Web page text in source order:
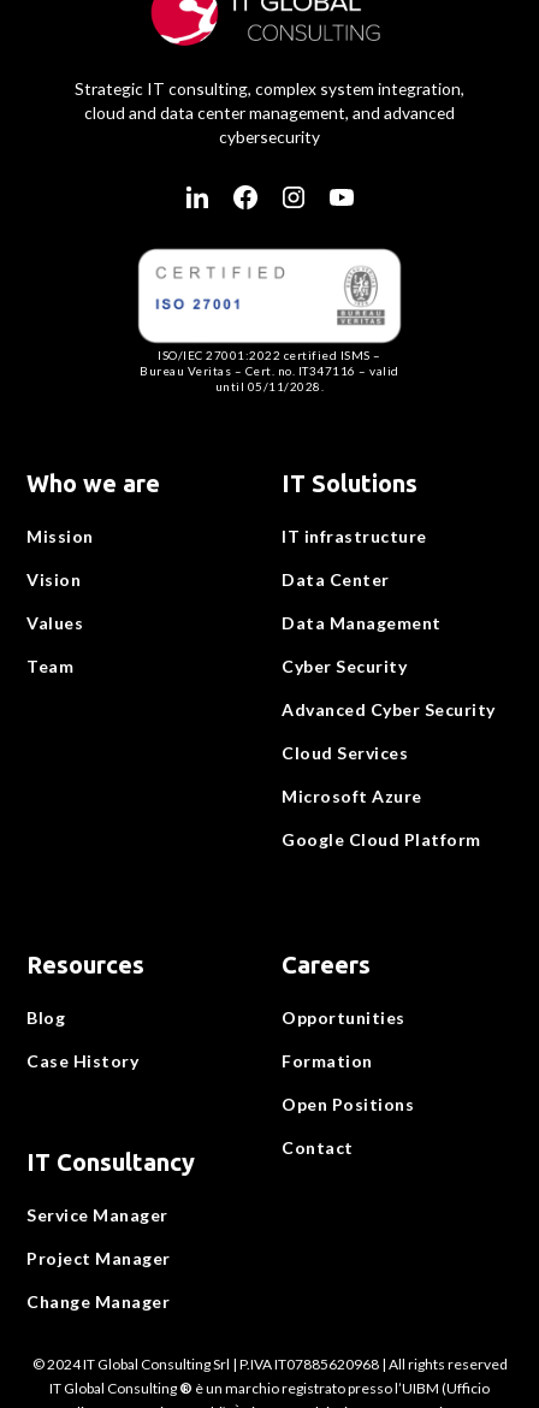
Strategic IT consulting, complex system integration,
cloud and data center management, and advanced
cybersecurity
ISO/IEC 27001:2022 certified ISMS –
Bureau Veritas – Cert. no. IT347116 – valid
until 05/11/2028.
Who we are
Mission
Vision
Values
Team
IT Solutions
IT infrastructure
Data Center
Data Management
Cyber Security
Advanced Cyber Security
Cloud Services
Microsoft Azure
Google Cloud Platform
Resources
Blog
Case History
IT Consultancy
Service Manager
Project Manager
Change Manager
Careers
Opportunities
Formation
Open Positions
Contact
© 2024 IT Global Consulting Srl | P.IVA IT07885620968 | All rights reserved
IT Global Consulting ® è un marchio registrato presso l’UIBM (Ufficio